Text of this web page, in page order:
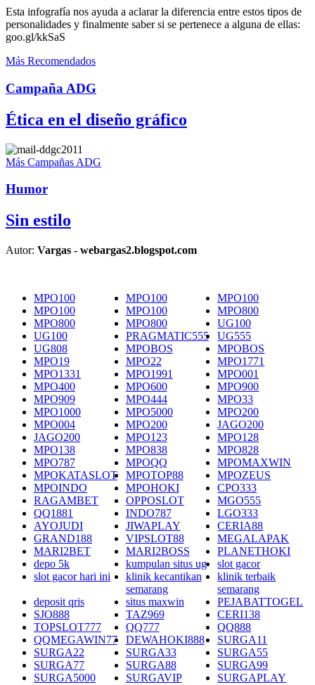
Esta infografía nos ayuda a aclarar la diferencia entre estos tipos de
personalidades y finalmente saber si se pertenece a alguna de ellas:
goo.gl/kkSaS
Más Recomendados
Campaña ADG
Ética en el diseño gráfico
Más Campañas ADG
Humor
Sin estilo
Autor: Vargas - webargas2.blogspot.com
MPO100 MPO100
MPO100
MPO100
MPO100
MPO800
MPO800
MPO800
UG100
UG100
PRAGMATIC555
UG555
UG808
MPOBOS
MPOBOS
MPO19
MPO22
MPO1771
MPO1331
MPO1991
MPO001
MPO400
MPO600
MPO900
MPO909
MPO444
MPO33
MPO1000
MPO5000
MPO200
MPO004
MPO200
JAGO200
JAGO200
MPO123
MPO128
MPO138
MPO838
MPO828
MPO787
MPOQQ
MPOMAXWIN
MPOKATASLOT
MPOTOP88
MPOZEUS
MPOINDO
MPOHOKI
CPO333
RAGAMBET
OPPOSLOT
MGO555
QQ1881
INDO787
LGO333
AYOJUDI
JIWAPLAY
CERIA88
GRAND188
VIPSLOT88
MEGALAPAK
MARI2BET
MARI2BOSS
PLANETHOKI
depo 5k
kumpulan situs ug
slot gacor
slot gacor hari ini
klinik kecantikan
semarang
klinik terbaik
semarang
deposit qris
situs maxwin
PEJABATTOGEL
SJO888
TAZ969
CERI138
TOPSLOT777
QQ777
QQ888
QQMEGAWIN77
DEWAHOKI888
SURGA11
SURGA22
SURGA33
SURGA55
SURGA77
SURGA88
SURGA99
SURGA5000
SURGAVIP
SURGAPLAY